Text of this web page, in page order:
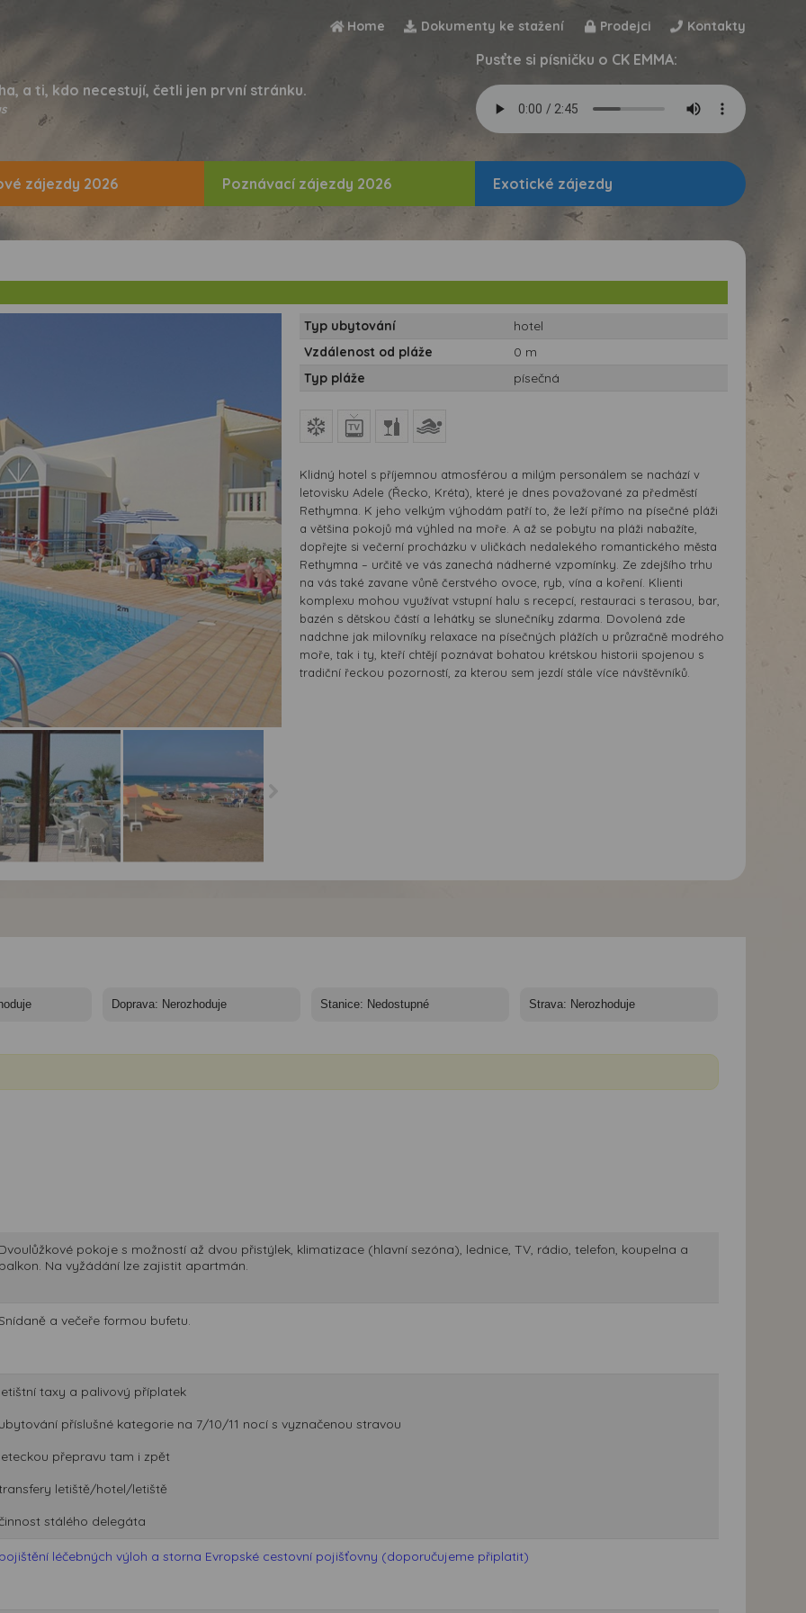
Home Dokumenty ke stažení Prodejci Kontakty
a ti, kdo necestují, četli jen první stránku.
Pusťte si písničku o CK EMMA:
zájezdy 2026 Poznávací zájezdy 2026 Exotické zájezdy
Typ ubytování
hotel
Vzdálenost od pláže
0 m
Typ pláže
písečná
Klidný hotel s příjemnou atmosférou a milým personálem se nachází v
letovisku Adele (Řecko, Kréta), které je dnes považované za předměstí
Rethymna. K jeho velkým výhodám patří to, že leží přímo na písečné pláži
a většina pokojů má výhled na moře. A až se pobytu na pláži nabažíte,
dopřejte si večerní procházku v uličkách nedalekého romantického města
Rethymna – určitě ve vás zanechá nádherné vzpomínky. Ze zdejšího trhu
na vás také zavane vůně čerstvého ovoce, ryb, vína a koření. Klienti
komplexu mohou využívat vstupní halu s recepcí, restauraci s terasou, bar,
bazén s dětskou částí a lehátky se slunečníky zdarma. Dovolená zde
nadchne jak milovníky relaxace na písečných plážích u průzračně modrého
moře, tak i ty, kteří chtějí poznávat bohatou krétskou historii spojenou s
tradiční řeckou pozorností, za kterou sem jezdí stále více návštěvníků.
pokoje s možností až dvou přistýlek, klimatizace (hlavní sezóna), lednice, TV, rádio, telefon, koupelna a
Na vyžádání lze zajistit apartmán.
a večeře formou bufetu.
taxy a palivový příplatek
příslušné kategorie na 7/10/11 nocí s vyznačenou stravou
přepravu tam i zpět
letiště/hotel/letiště
stálého delegáta
léčebných výloh a storna Evropské cestovní pojišťovny (doporučujeme připlatit)